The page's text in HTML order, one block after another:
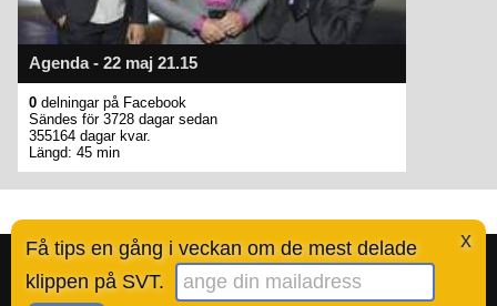
x
Få tips en gång i veckan om de mest delade
klippen på SVT.
Agenda - 22 maj 21.15
0 delningar på Facebook
Sändes för 3728 dagar sedan
355164 dagar kvar.
Längd: 45 min
Bestofsvt.se är en tjänst skapad av Ted Valentin.Läs mer här